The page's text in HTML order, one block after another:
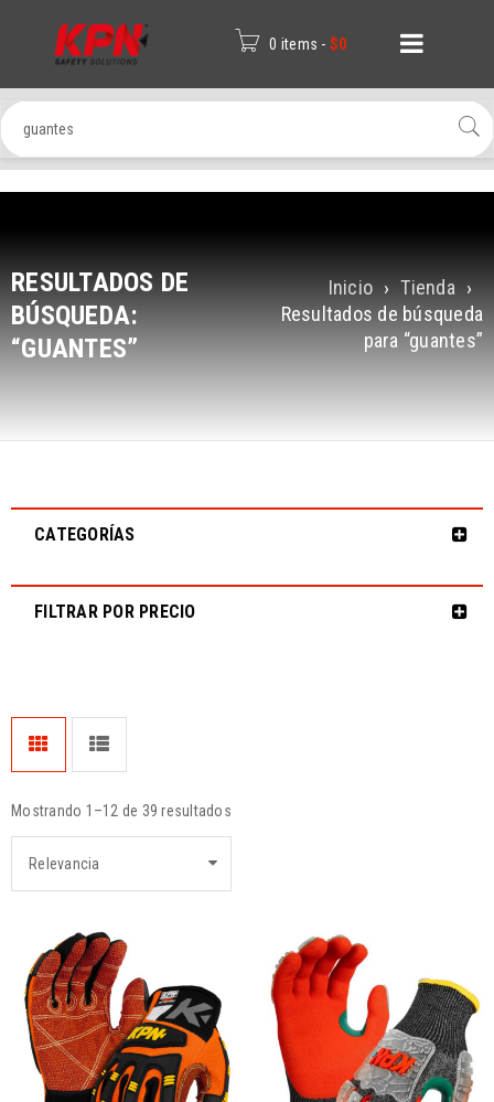
0 items - $0
RESULTADOS DE
BÚSQUEDA:
“GUANTES”
Inicio › Tienda ›
Resultados de búsqueda
para “guantes”
CATEGORÍAS
FILTRAR POR PRECIO
Mostrando 1–12 de 39 resultados
Relevancia